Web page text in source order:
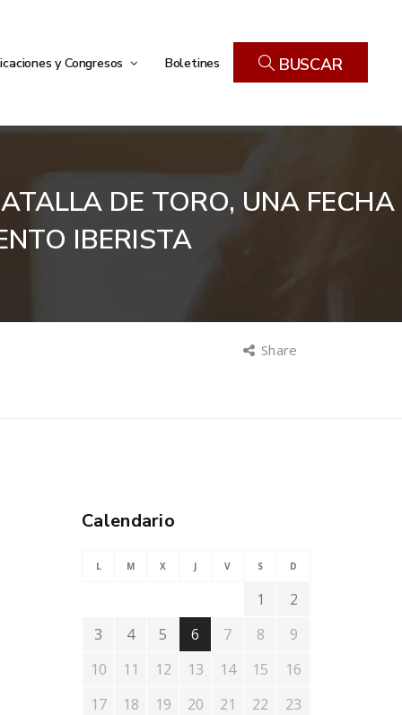
y Congresos Boletines BUSCAR
DE TORO, UNA FECHA
IBERISTA
Share
Calendario
L M X J V S D
1
2
3
4 5 6 7 8
9
10
11 12 13 14 15
16
17
18 19 20 21 22
23